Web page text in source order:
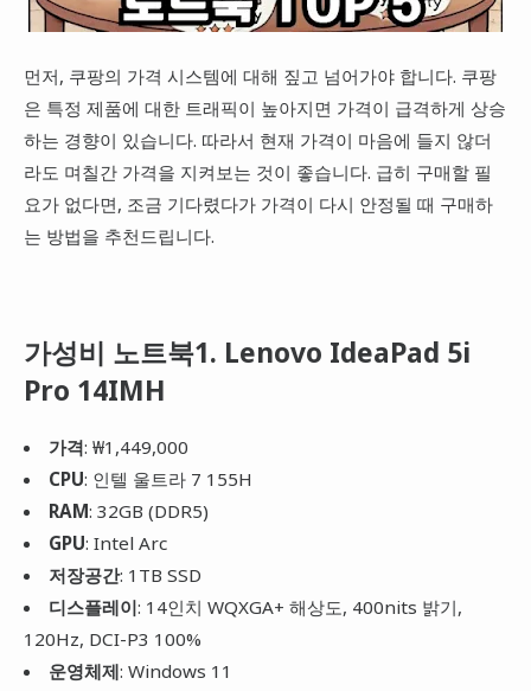
먼저, 쿠팡의 가격 시스템에 대해 짚고 넘어가야 합니다. 쿠팡
은 특정 제품에 대한 트래픽이 높아지면 가격이 급격하게 상승
하는 경향이 있습니다. 따라서 현재 가격이 마음에 들지 않더
라도 며칠간 가격을 지켜보는 것이 좋습니다. 급히 구매할 필
요가 없다면, 조금 기다렸다가 가격이 다시 안정될 때 구매하
는 방법을 추천드립니다.
가성비 노트북1. Lenovo IdeaPad 5i
Pro 14IMH
가격: ₩1,449,000
CPU: 인텔 울트라 7 155H
RAM: 32GB (DDR5)
GPU: Intel Arc
저장공간: 1TB SSD
디스플레이: 14인치 WQXGA+ 해상도, 400nits 밝기,
120Hz, DCI-P3 100%
운영체제: Windows 11